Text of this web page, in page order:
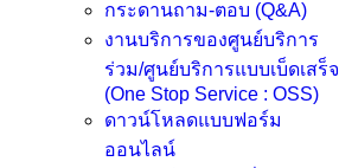
กระดานถาม-ตอบ (Q&A)
งานบริการของศูนย์บริการ
ร่วม/ศูนย์บริการแบบเบ็ดเสร็จ
(One Stop Service : OSS)
ดาวน์โหลดแบบฟอร์ม
ออนไลน์